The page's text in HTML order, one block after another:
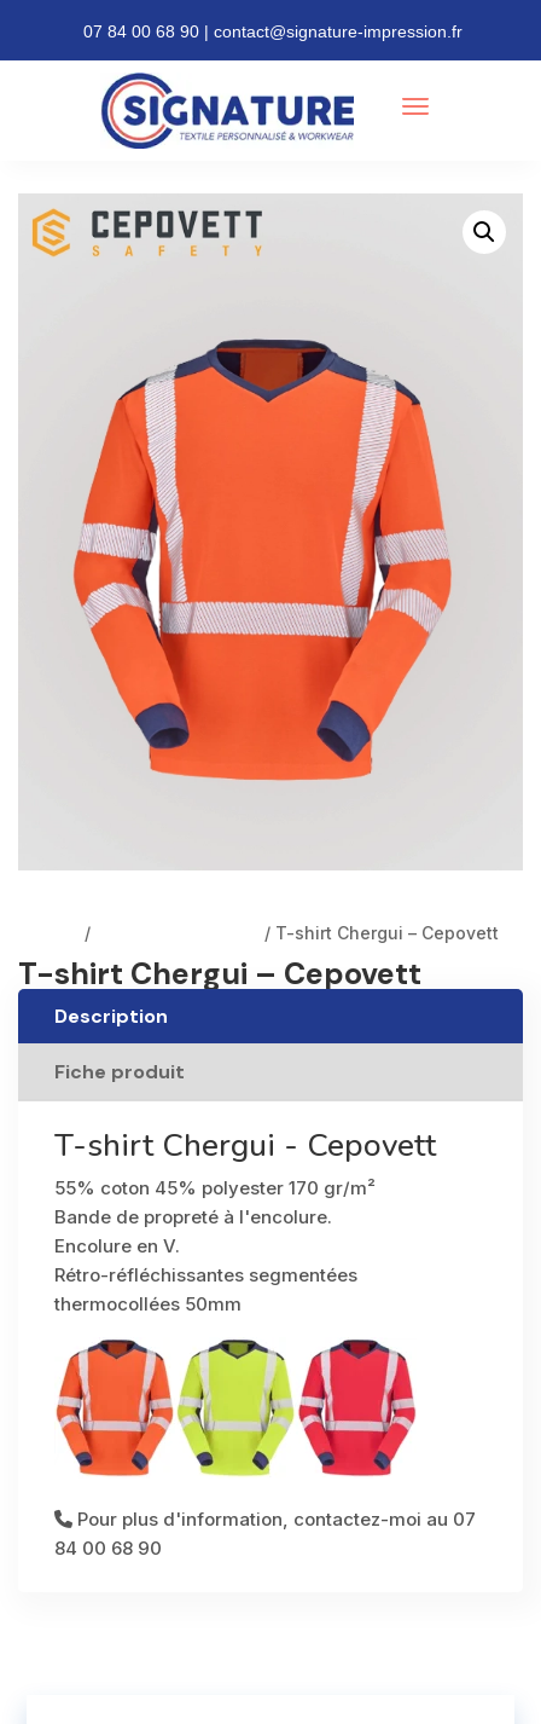
07 84 00 68 90 | contact@signature-impression.fr
/ / T-shirt Chergui – Cepovett
T-shirt Chergui – Cepovett
Description
Fiche produit
T-shirt Chergui - Cepovett
55% coton 45% polyester 170 gr/m²
Bande de propreté à l'encolure.
Encolure en V.
Rétro-réfléchissantes segmentées
thermocollées 50mm
Pour plus d'information, contactez-moi au 07
84 00 68 90